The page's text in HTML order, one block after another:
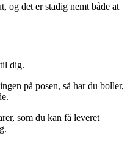
og det er stadig nemt både at
dig.
på posen, så har du boller,
som du kan få leveret